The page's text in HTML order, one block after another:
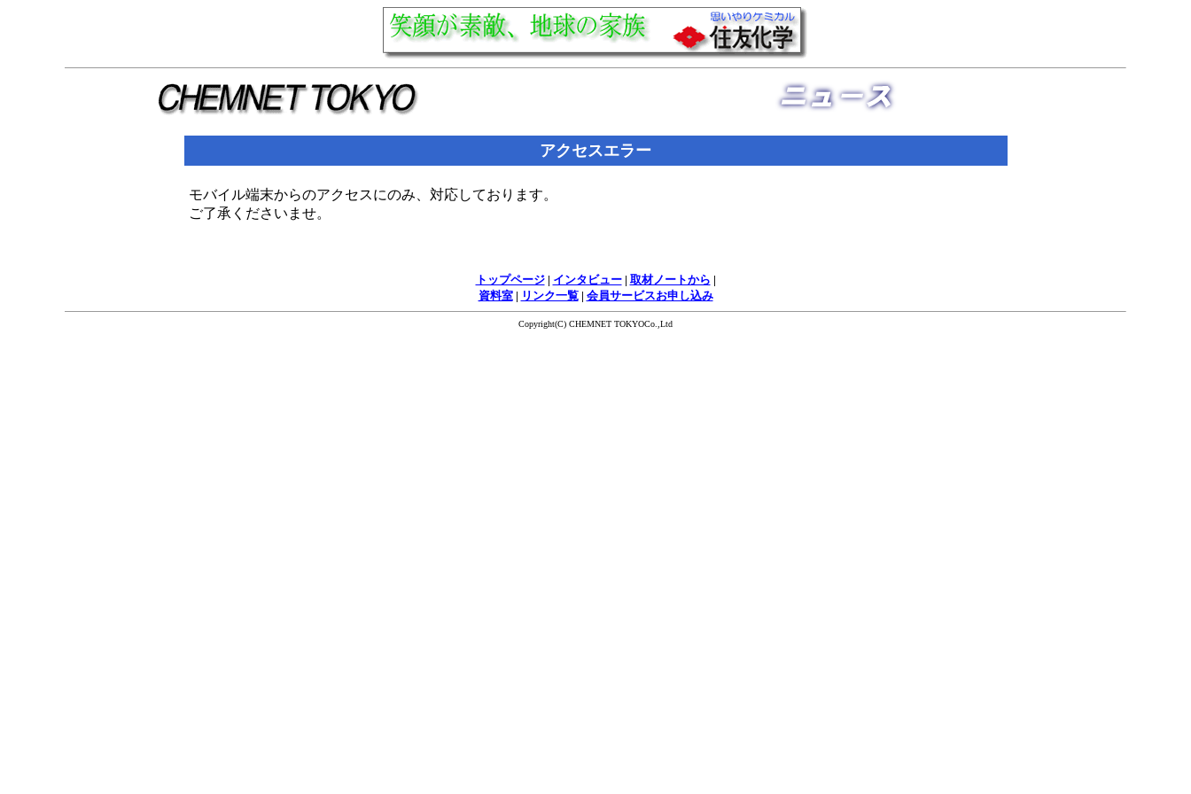
アクセスエラー
モバイル端末からのアクセスにのみ、対応しております。
ご了承くださいませ。
トップページ| インタビュー| 取材ノートから |
資料室| リンク一覧| 会員サービスお申し込み
Copyright(C) CHEMNET TOKYOCo.,Ltd